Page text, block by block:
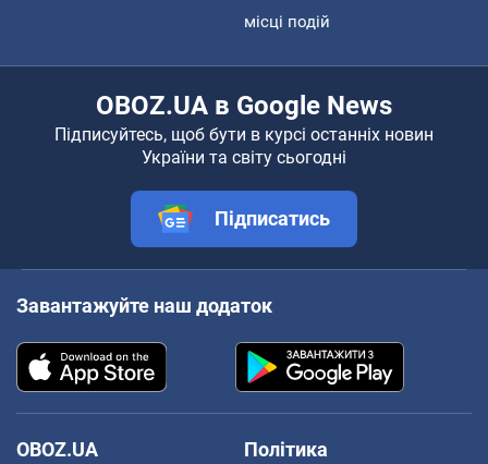
місці подій
OBOZ.UA в Google News
Підписуйтесь, щоб бути в курсі останніх новин
України та світу сьогодні
Підписатись
Завантажуйте наш додаток
OBOZ.UA
Політика